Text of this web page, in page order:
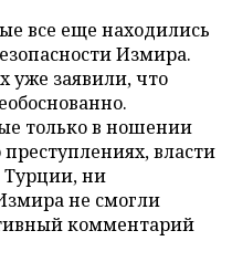
все еще находились
Измира.
уже заявили, что
только в ношении
власти
ни
не смогли
комментарий